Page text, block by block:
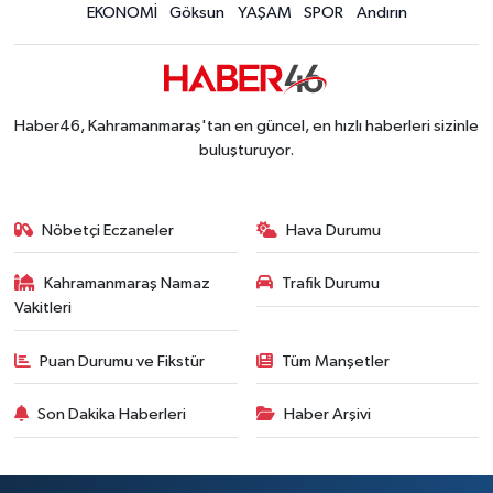
EKONOMİ
Göksun YAŞAM SPOR Andırın
Haber46, Kahramanmaraş'tan en güncel, en hızlı haberleri sizinle
buluşturuyor.
Nöbetçi Eczaneler Hava Durumu
Kahramanmaraş Namaz
Vakitleri
Trafik Durumu
Puan Durumu ve Fikstür Tüm Manşetler
Son Dakika Haberleri Haber Arşivi